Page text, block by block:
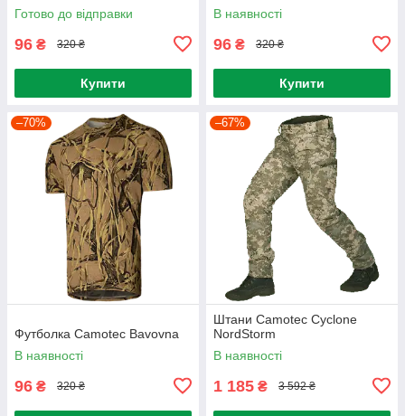
Готово до відправки
96 ₴ 320 ₴
Купити
В наявності
96 ₴ 320 ₴
Купити
–70%
Футболка Camotec Bavovna
В наявності
96 ₴ 320 ₴
–67%
Штани Camotec Cyclone
NordStorm
В наявності
1 185 ₴ 3 592 ₴